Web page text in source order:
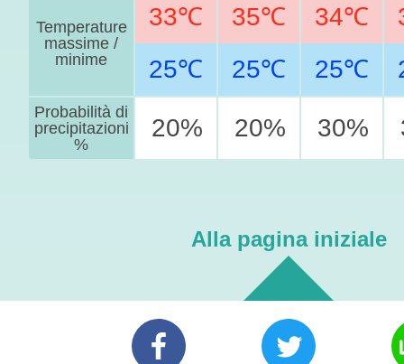
Temperature
massime /
minime
33℃
25℃
35℃
25℃
34℃
25℃
Probabilità di
precipitazioni
%
20% 20% 30%
Alla pagina iniziale